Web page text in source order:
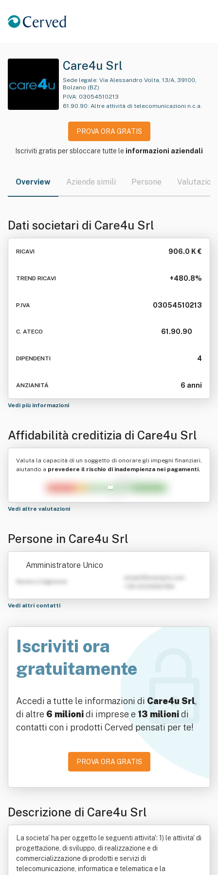
Care4u Srl
Sede legale:
Bolzano (BZ)
P.IVA: 03054510213
61.90.90: Altre attività di telecomunicazioni n.c.a.
PROVA ORA GRATIS
Iscriviti gratis per sbloccare tutte le informazioni aziendali
Overview Aziende simili Persone Valutazioni
Dati societari di Care4u Srl
RICAVI 906.0 K €
TREND RICAVI +480.8%
P.IVA 03054510213
C. ATECO 61.90.90
DIPENDENTI 4
ANZIANITÁ 6 anni
Vedi più informazioni
Affidabilità creditizia di Care4u Srl
Valuta la capacità di un soggetto di onorare gli impegni finanziari,
aiutando a prevedere il rischio di inadempienza nei pagamenti.
Vedi altre valutazioni
Persone in Care4u Srl
Amministratore Unico
Nome e Cognome
Vedi altri contatti
Iscriviti ora
gratuitamente
Accedi a tutte le informazioni di Care4u Srl,
di altre 6 milionidi imprese e 13 milionidi
contatti con i prodotti Cerved pensati per te!
PROVA ORA GRATIS
Descrizione di Care4u Srl
La societa' ha per oggetto le seguenti attivita': 1) le attivita' di
progettazione, di sviluppo, di realizzazione e di
commercializzazione di prodotti e servizi di
telecomunicazione, informatica e telematica e la